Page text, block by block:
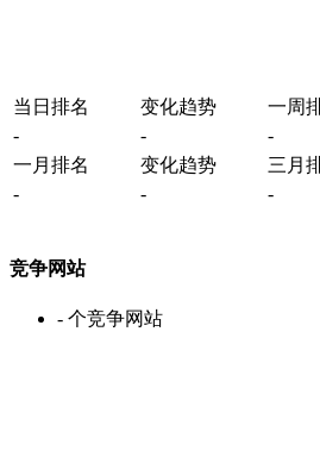
当日排名 变化趋势 一周
-
- -
一月排名
变化趋势 三月
-
- -
竞争网站
- 个竞争网站